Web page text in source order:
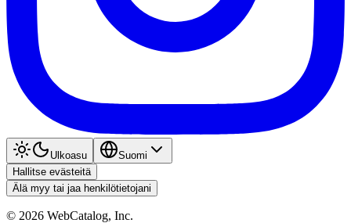
Ulkoasu
Suomi
Hallitse evästeitä
Älä myy tai jaa henkilötietojani
© 2026 WebCatalog, Inc.